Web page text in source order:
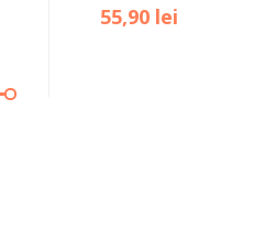
Prețul
55,90 lei